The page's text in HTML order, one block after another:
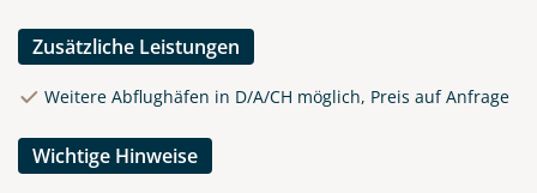
Zusätzliche Leistungen
Weitere Abflughäfen in D/A/CH möglich, Preis auf Anfrage
Wichtige Hinweise